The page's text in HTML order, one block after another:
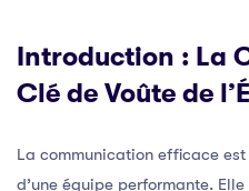
Introduction : La
Clé de Voûte de
La communication efficace
d’une équipe performante.